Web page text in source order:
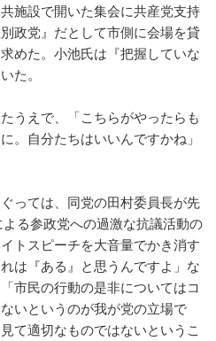
施設で開いた集会に共産党支持
政党』だとして市側に会場を貸
めた。小池氏は『把握していな
た。
うえで、「こちらがやったらも
。自分たちはいいんですかね」
っては、同党の田村委員長が先
る参政党への過激な抗議活動の
トスピーチを大音量でかき消す
は『ある』と思うんですよ」な
市民の行動の是非についてはコ
いというのが我が党の立場で
て適切なものではないというこ